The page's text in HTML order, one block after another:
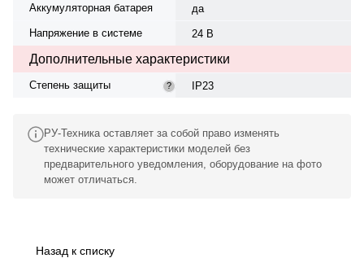
Аккумуляторная батарея
да
Напряжение в системе
24 В
Дополнительные характеристики
Степень защиты ? IP23
РУ-Техника оставляет за собой право изменять
технические характеристики моделей без
предварительного уведомления, оборудование на фото
может отличаться.
Назад к списку